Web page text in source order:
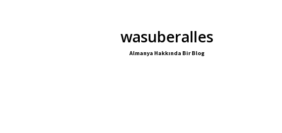
wasuberalles
Almanya Hakkında Bir Blog